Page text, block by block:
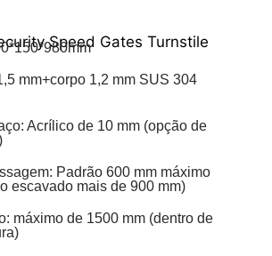
Speed Gates Turnstile
mm+corpo 1,2 mm SUS 304
Acrílico de 10 mm (opção de
Padrão 600 mm máximo
escavado mais de 900 mm)
máximo de 1500 mm (dentro de